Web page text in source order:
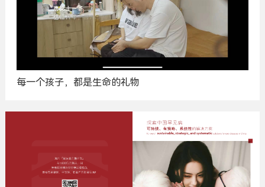
每一个孩子，都是生命的礼物